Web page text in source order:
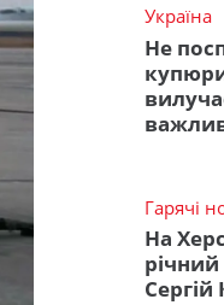
Україна
Не
Гарячі
На